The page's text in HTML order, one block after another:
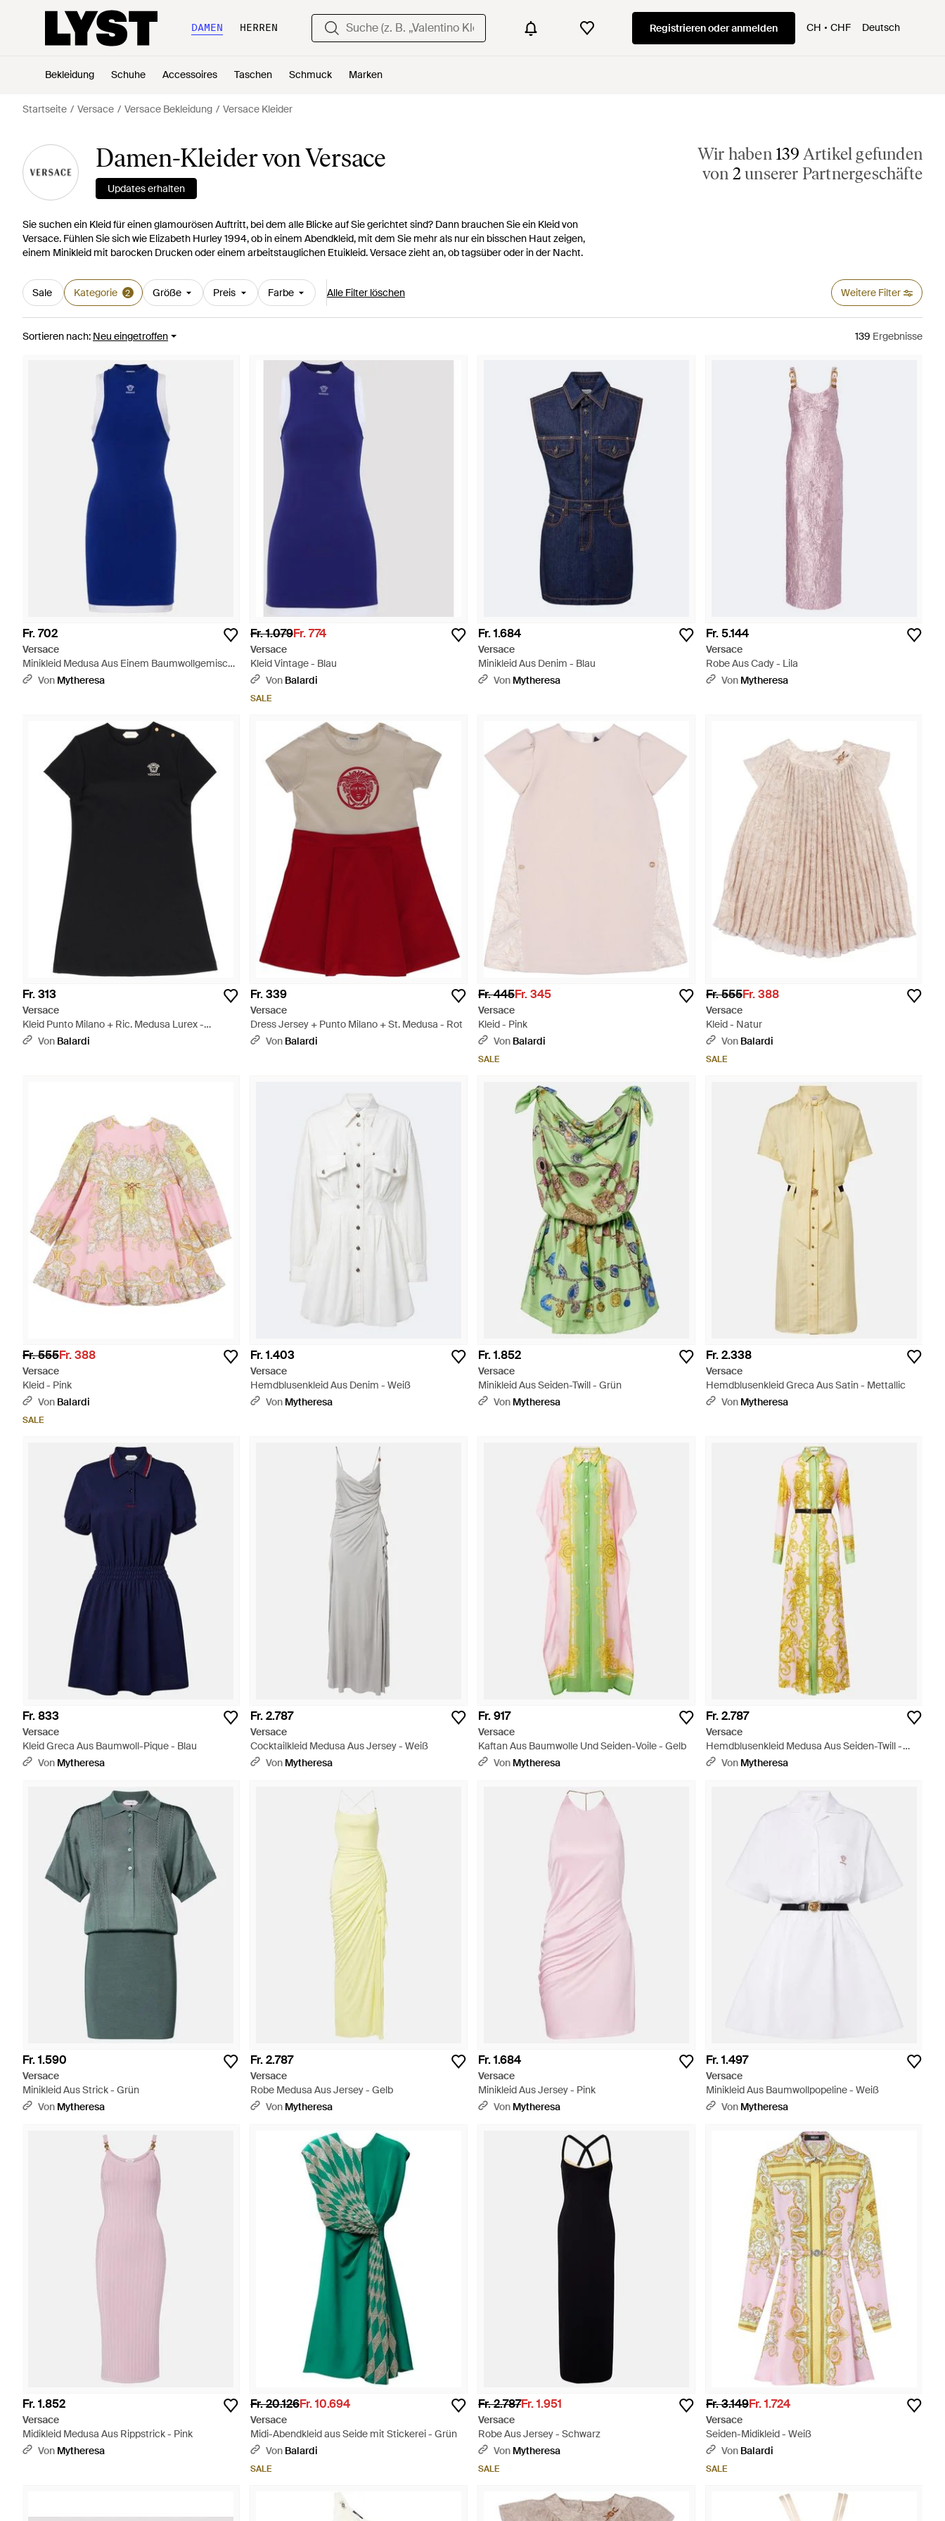
DAMEN HERREN Registrieren oder anmelden CH CHF Deutsch
Bekleidung Schuhe Accessoires Taschen Schmuck Marken
Startseite Versace Versace Bekleidung Versace Kleider
Damen-Kleider von Versace
Updates erhalten
Sie suchen ein Kleid für einen glamourösen Auftritt, bei dem alle Blicke auf Sie gerichtet sind? Dann brauchen Sie ein Kleid von
Versace. Fühlen Sie sich wie Elizabeth Hurley 1994, ob in einem Abendkleid, mit dem Sie mehr als nur ein bisschen Haut zeigen,
einem Minikleid mit barocken Drucken oder einem arbeitstauglichen Etuikleid. Versace zieht an, ob tagsüber oder in der Nacht.
Wir haben 139 Artikel gefunden
von 2 unserer Partnergeschäfte
Sale Kategorie 2 Größe Preis Farbe Alle Filter löschen Weitere Filter
Sortieren nach: Neu eingetroffen 139 Ergebnisse
Fr. 702
Versace
Minikleid Medusa Aus Einem Baumwollgemisch
- Blau
Von Mytheresa
Fr. 1.079Fr. 774
Versace
Kleid Vintage - Blau
Von Balardi
SALE
Fr. 1.684
Versace
Minikleid Aus Denim - Blau
Von Mytheresa
Fr. 5.144
Versace
Robe Aus Cady - Lila
Von Mytheresa
Fr. 313
Versace
Kleid Punto Milano + Ric. Medusa Lurex -
Schwarz
Von Balardi
Fr. 339
Versace
Dress Jersey + Punto Milano + St. Medusa - Rot
Von Balardi
Fr. 445Fr. 345
Versace
Kleid - Pink
Von Balardi
SALE
Fr. 555Fr. 388
Versace
Kleid - Natur
Von Balardi
SALE
Fr. 555Fr. 388
Versace
Kleid - Pink
Von Balardi
SALE
Fr. 1.403
Versace
Hemdblusenkleid Aus Denim - Weiß
Von Mytheresa
Fr. 1.852
Versace
Minikleid Aus Seiden-Twill - Grün
Von Mytheresa
Fr. 2.338
Versace
Hemdblusenkleid Greca Aus Satin - Mettallic
Von Mytheresa
Fr. 833
Versace
Kleid Greca Aus Baumwoll-Pique - Blau
Von Mytheresa
Fr. 2.787
Versace
Cocktailkleid Medusa Aus Jersey - Weiß
Von Mytheresa
Fr. 917
Versace
Kaftan Aus Baumwolle Und Seiden-Voile - Gelb
Von Mytheresa
Fr. 2.787
Versace
Hemdblusenkleid Medusa Aus Seiden-Twill -
Mettallic
Von Mytheresa
Fr. 1.590
Versace
Minikleid Aus Strick - Grün
Von Mytheresa
Fr. 2.787
Versace
Robe Medusa Aus Jersey - Gelb
Von Mytheresa
Fr. 1.684
Versace
Minikleid Aus Jersey - Pink
Von Mytheresa
Fr. 1.497
Versace
Minikleid Aus Baumwollpopeline - Weiß
Von Mytheresa
Fr. 1.852
Versace
Midikleid Medusa Aus Rippstrick - Pink
Von Mytheresa
Fr. 20.126Fr. 10.694
Versace
Midi-Abendkleid aus Seide mit Stickerei - Grün
Von Balardi
SALE
Fr. 2.787Fr. 1.951
Versace
Robe Aus Jersey - Schwarz
Von Mytheresa
SALE
Fr. 3.149Fr. 1.724
Versace
Seiden-Midikleid - Weiß
Von Balardi
SALE